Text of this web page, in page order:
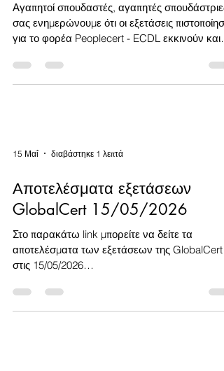
Αγαπητοί σπουδαστές, αγαπητές σπουδάστριες,
σας ενημερώνουμε ότι οι εξετάσεις
για το φορέα Peoplecert - ECDL εκκινούν και
απαιτούνταν μετά την μετακόμιση του κέντρου
μας. Η πρώτη προγραμματισμένη και
φόρμα:https://form.jotform.com/
15 Μαΐ διαβάστηκε 1 λεπτά
Αποτελέσματα εξετάσεων
GlobalCert 15/05/2026
Στο παρακάτω link μπορείτε να δείτε τα
αποτελέσματα των εξετάσεων της GlobalCert
στις 15/05/2026